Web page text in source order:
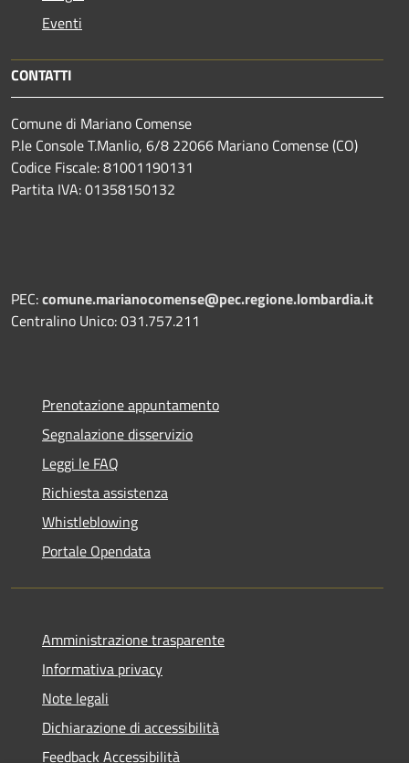
Eventi
CONTATTI
Comune di Mariano Comense
P.le Console T.Manlio, 6/8 22066 Mariano Comense (CO)
Codice Fiscale: 81001190131
Partita IVA: 01358150132
PEC:comune.marianocomense@pec.regione.lombardia.it
Centralino Unico: 031.757.211
Prenotazione appuntamento
Segnalazione disservizio
Leggi le FAQ
Richiesta assistenza
Whistleblowing
Portale Opendata
Amministrazione trasparente
Informativa privacy
Note legali
Dichiarazione di accessibilità
Feedback Accessibilità